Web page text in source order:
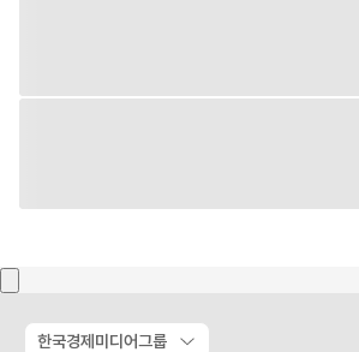
한국경제미디어그룹